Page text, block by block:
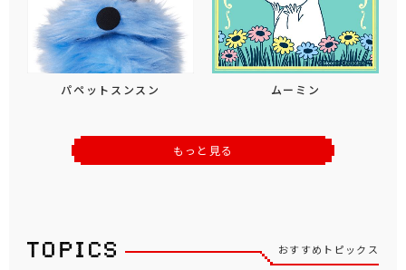
パペットスンスン ムーミン
もっと見る
おすすめトピックス